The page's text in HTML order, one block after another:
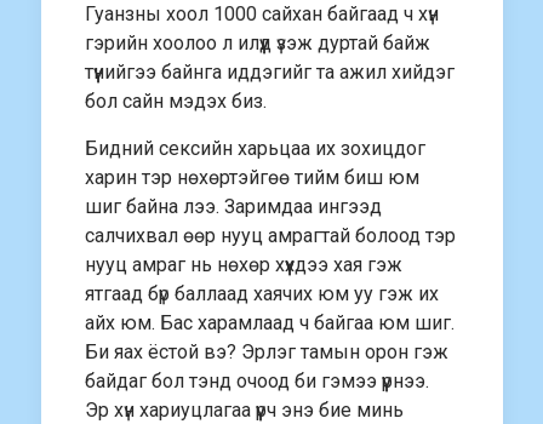
Гуанзны хоол 1000 сайхан байгаад ч хүн
гэрийн хоолоо л илүүд үзэж дуртай байж
түүнийгээ байнга иддэгийг та ажил хийдэг
бол сайн мэдэх биз.
Бидний сексийн харьцаа их зохицдог
харин тэр нөхөртэйгөө тийм биш юм
шиг байна лээ. Заримдаа ингээд
салчихвал өөр нууц амрагтай болоод тэр
нууц амраг нь нөхөр хүүхдээ хая гэж
ятгаад бүр баллаад хаячих юм уу гэж их
айх юм. Бас харамлаад ч байгаа юм шиг.
Би яах ёстой вэ? Эрлэг тамын орон гэж
байдаг бол тэнд очоод би гэмээ үүрнээ.
Эр хүн хариуцлагаа үүрч энэ бие минь